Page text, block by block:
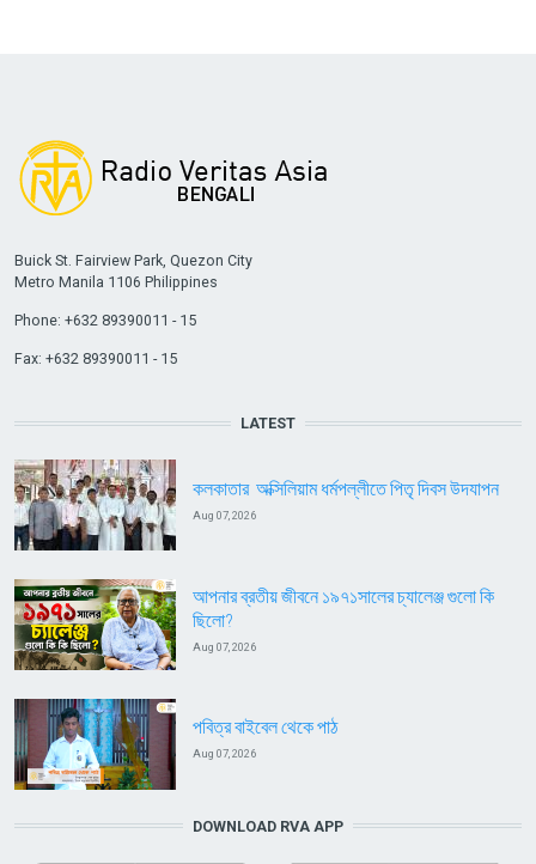
Buick St. Fairview Park, Quezon City
Metro Manila 1106 Philippines
Phone: +632 89390011 - 15
Fax: +632 89390011 - 15
LATEST
কলকাতার অক্সিলিয়াম ধর্মপল্লীতে পিতৃ দিবস উদযাপন
Aug 07, 2026
আপনার ব্রতীয় জীবনে ১৯৭১সালের চ্যালেঞ্জ গুলো কি
ছিলো?
Aug 07, 2026
পবিত্র বাইবেল থেকে পাঠ
Aug 07, 2026
DOWNLOAD RVA APP